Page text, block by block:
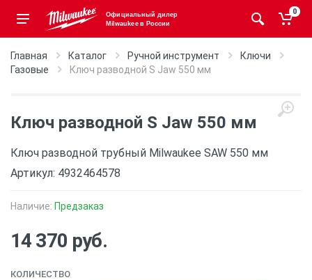
Официальный дилер
Milwaukee в России
0
Главная Каталог Ручной инструмент
Ключи
Газовые
Ключ разводной S Jaw 550 мм
Ключ разводной S Jaw 550 мм
Ключ разводной трубный Milwaukee SAW 550 мм
Артикул: 4932464578
Наличие: Предзаказ
14 370 руб.
КОЛИЧЕСТВО